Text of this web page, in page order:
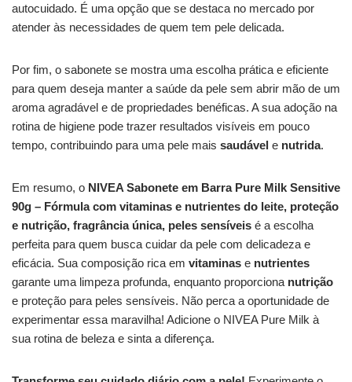
autocuidado. É uma opção que se destaca no mercado por
atender às necessidades de quem tem pele delicada.
Por fim, o sabonete se mostra uma escolha prática e eficiente
para quem deseja manter a saúde da pele sem abrir mão de um
aroma agradável e de propriedades benéficas. A sua adoção na
rotina de higiene pode trazer resultados visíveis em pouco
tempo, contribuindo para uma pele mais saudável e nutrida.
Em resumo, o NIVEA Sabonete em Barra Pure Milk Sensitive
90g – Fórmula com vitaminas e nutrientes do leite, proteção
e nutrição, fragrância única, peles sensíveis é a escolha
perfeita para quem busca cuidar da pele com delicadeza e
eficácia. Sua composição rica em vitaminas e nutrientes
garante uma limpeza profunda, enquanto proporciona nutrição
e proteção para peles sensíveis. Não perca a oportunidade de
experimentar essa maravilha! Adicione o NIVEA Pure Milk à
sua rotina de beleza e sinta a diferença.